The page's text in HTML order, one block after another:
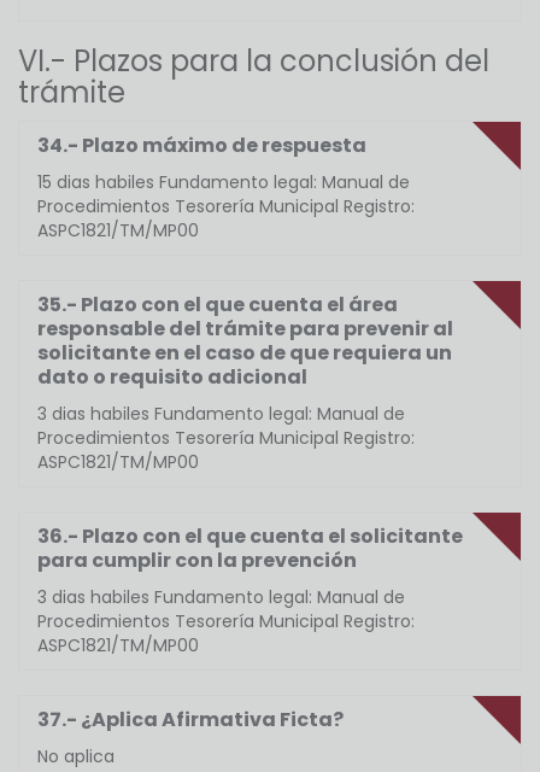
VI.- Plazos para la conclusión del
trámite
34.- Plazo máximo de respuesta
15 dias habiles Fundamento legal: Manual de
Procedimientos Tesorería Municipal Registro:
ASPC1821/TM/MP00
35.- Plazo con el que cuenta el área
responsable del trámite para prevenir al
solicitante en el caso de que requiera un
dato o requisito adicional
3 dias habiles Fundamento legal: Manual de
Procedimientos Tesorería Municipal Registro:
ASPC1821/TM/MP00
36.- Plazo con el que cuenta el solicitante
para cumplir con la prevención
3 dias habiles Fundamento legal: Manual de
Procedimientos Tesorería Municipal Registro:
ASPC1821/TM/MP00
37.- ¿Aplica Afirmativa Ficta?
No aplica